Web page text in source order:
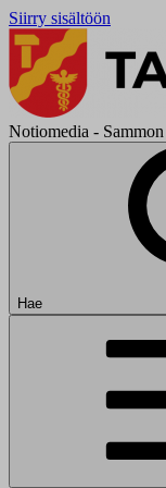
Siirry sisältöön
Notiomedia -
Hae